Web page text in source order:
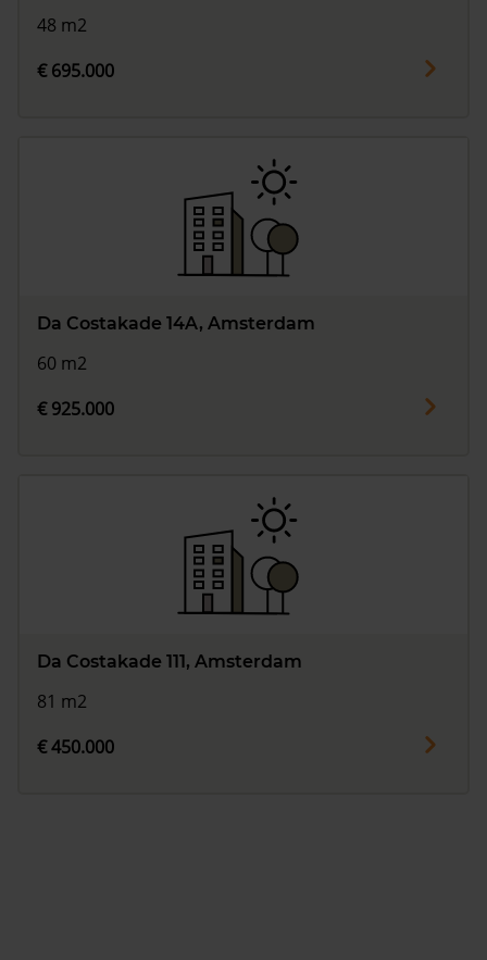
48 m2
€ 695.000
Da Costakade 14A, Amsterdam
60 m2
€ 925.000
Da Costakade 111, Amsterdam
81 m2
€ 450.000